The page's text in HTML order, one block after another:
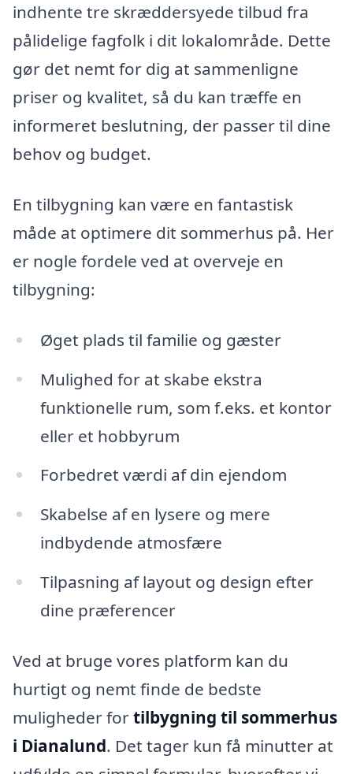
indhente tre skræddersyede tilbud fra
pålidelige fagfolk i dit lokalområde. Dette
gør det nemt for dig at sammenligne
priser og kvalitet, så du kan træffe en
informeret beslutning, der passer til dine
behov og budget.
En tilbygning kan være en fantastisk
måde at optimere dit sommerhus på. Her
er nogle fordele ved at overveje en
tilbygning:
Øget plads til familie og gæster
Mulighed for at skabe ekstra
funktionelle rum, som f.eks. et kontor
eller et hobbyrum
Forbedret værdi af din ejendom
Skabelse af en lysere og mere
indbydende atmosfære
Tilpasning af layout og design efter
dine præferencer
Ved at bruge vores platform kan du
hurtigt og nemt finde de bedste
muligheder fortilbygning til sommerhus
i Dianalund. Det tager kun få minutter at